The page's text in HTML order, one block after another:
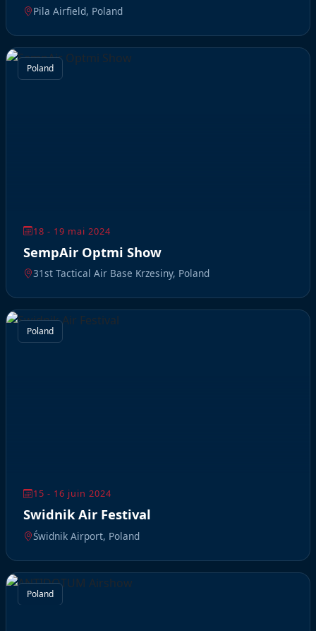
Pila Airfield, Poland
Poland
18 - 19 mai 2024
SempAir Optmi Show
31st Tactical Air Base Krzesiny, Poland
Poland
15 - 16 juin 2024
Swidnik Air Festival
Świdnik Airport, Poland
Poland